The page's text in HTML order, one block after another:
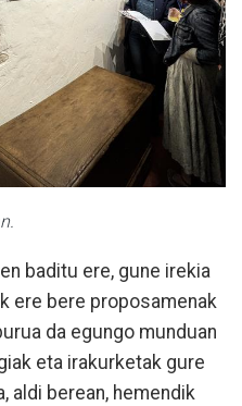
baditu ere, gune irekia
ere bere proposamenak
da egungo munduan
eta irakurketak gure
aldi berean, hemendik